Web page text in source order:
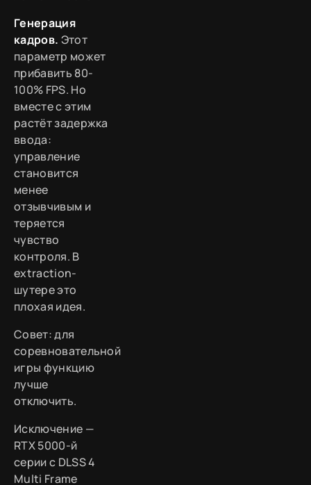
Генерация
кадров. Этот
параметр может
прибавить 80-
100% FPS. Но
вместе с этим
растёт задержка
ввода:
управление
становится
менее
отзывчивым и
теряется
чувство
контроля. В
extraction-
шутере это
плохая идея.
Совет: для
соревновательной
игры функцию
лучше
отключить.
Исключение —
RTX 5000-й
серии с DLSS 4
Multi Frame